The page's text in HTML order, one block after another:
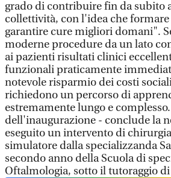
grado di contribuire fin da subito
collettività, con l'idea che
garantire cure migliori domani".
moderne procedure da un lato
ai pazienti risultati clinici
funzionali praticamente
notevole risparmio dei costi
richiedono un percorso di
estremamente lungo e
dell'inaugurazione - conclude la
eseguito un intervento di
simulatore dalla specializzanda
secondo anno della Scuola di
Oftalmologia, sotto il tutoraggio di